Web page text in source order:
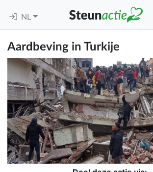
NL
Aardbeving in Turkije